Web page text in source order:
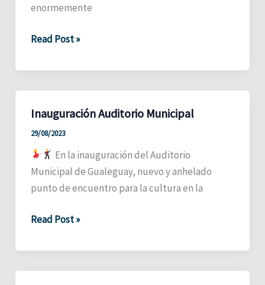
enormemente
Sexto
Read Post »
Inauguración Auditorio Municipal
29/08/2023
En la inauguración del Auditorio
Municipal de Gualeguay, nuevo y anhelado
punto de encuentro para la cultura en la
Inauguración
Municipal
Read Post »